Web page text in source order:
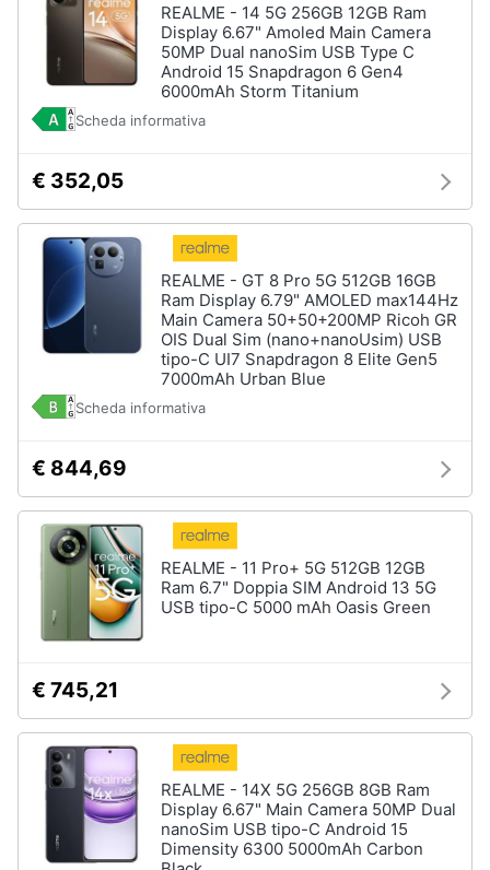
REALME - 14 5G 256GB 12GB Ram
Display 6.67" Amoled Main Camera
50MP Dual nanoSim USB Type C
Android 15 Snapdragon 6 Gen4
6000mAh Storm Titanium
Scheda informativa
€ 352,05
REALME - GT 8 Pro 5G 512GB 16GB
Ram Display 6.79" AMOLED max144Hz
Main Camera 50+50+200MP Ricoh GR
OIS Dual Sim (nano+nanoUsim) USB
tipo-C UI7 Snapdragon 8 Elite Gen5
7000mAh Urban Blue
Scheda informativa
€ 844,69
REALME - 11 Pro+ 5G 512GB 12GB
Ram 6.7" Doppia SIM Android 13 5G
USB tipo-C 5000 mAh Oasis Green
€ 745,21
REALME - 14X 5G 256GB 8GB Ram
Display 6.67" Main Camera 50MP Dual
nanoSim USB tipo-C Android 15
Dimensity 6300 5000mAh Carbon